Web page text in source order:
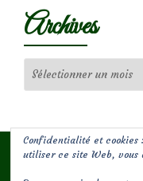
Archives
Confidentialité et cookies
utiliser ce site Web, vous